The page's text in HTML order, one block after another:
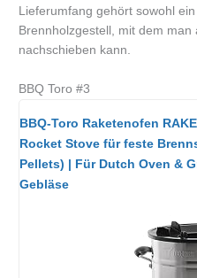
Lieferumfang gehört sowohl
Brennholzgestell, mit dem
nachschieben kann.
BBQ Toro #3
BBQ-Toro Raketenofen
Rocket Stove für feste
Pellets) | Für Dutch Oven &
Gebläse